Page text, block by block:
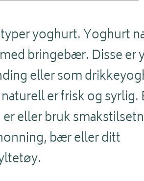
yoghurt. Yoghurt
bringebær. Disse er
eller som
er frisk og syrlig.
eller bruk
bær eller ditt